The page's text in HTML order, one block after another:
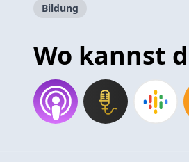
Bildung
Wo kannst